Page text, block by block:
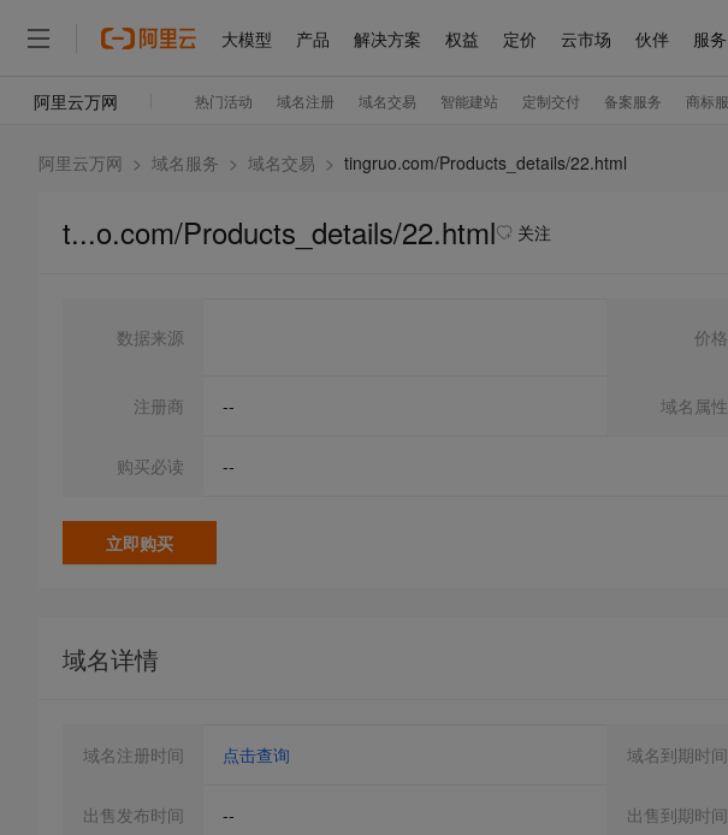
阿里云万网 > 域名服务 > 域名交易 > tingruo.com/Products_details/22.html
t...o.com/Products_details/22.html 关注
数据来源 价格
注册商 -- 域名属性
购买必读 --
立即购买
域名详情
域名注册时间 点击查询 域名到期时间
出售发布时间 -- 出售到期时间